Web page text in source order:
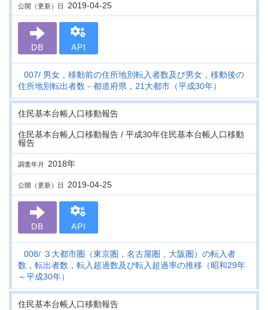
公開（更新）日 2019-04-25
DB API
007
男女，移動前の住所地別転入者数及び男女，移動後の
住所地別転出者数－都道府県，21大都市（平成30年）
住民基本台帳人口移動報告
住民基本台帳人口移動報告 / 平成30年住民基本台帳人口移動
報告
調査年月 2018年
公開（更新）日 2019-04-25
DB API
008
３大都市圏（東京圏，名古屋圏，大阪圏）の転入者
数，転出者数，転入超過数及び転入超過率の推移（昭和29年
～平成30年）
住民基本台帳人口移動報告